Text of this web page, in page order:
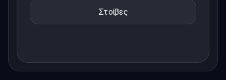
Στοίβες